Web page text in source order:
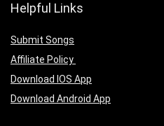
Helpful Links
Submit Songs
Affiliate Policy
Download IOS App
Download Android App